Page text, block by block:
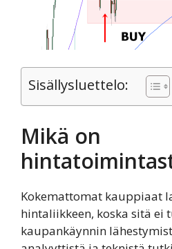
Sisällysluettelo:
Mikä on
Kokemattomat kauppiaat
hintaliikkeen, koska sitä ei
kaupankäynnin